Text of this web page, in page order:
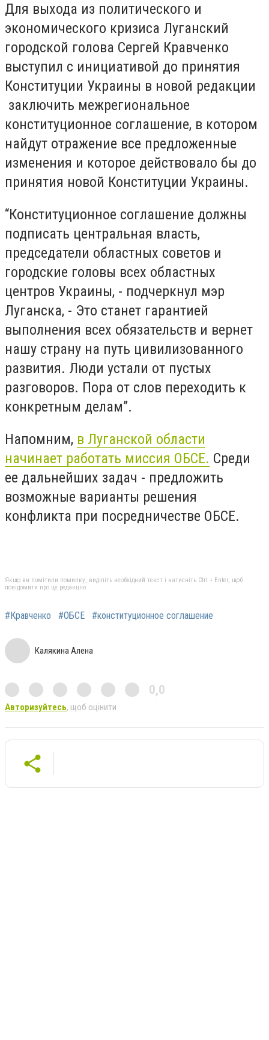
Для выхода из политического и
экономического кризиса Луганский
городской голова Сергей Кравченко
выступил с инициативой до принятия
Конституции Украины в новой редакции
заключить межрегиональное
конституционное соглашение, в котором
найдут отражение все предложенные
изменения и которое действовало бы до
принятия новой Конституции Украины.
“Конституционное соглашение должны
подписать центральная власть,
председатели областных советов и
городские головы всех областных
центров Украины, - подчеркнул мэр
Луганска, - Это станет гарантией
выполнения всех обязательств и вернет
нашу страну на путь цивилизованного
развития. Люди устали от пустых
разговоров. Пора от слов переходить к
конкретным делам”.
Напомним, в Луганской области
начинает работать миссия ОБСЕ. Среди
ее дальнейших задач - предложить
возможные варианты решения
конфликта при посредничестве ОБСЕ.
Якщо ви помітили помилку, виділіть необхідний текст і натисніть Ctrl + Enter, щоб
повідомити про це редакцію
#Кравченко #ОБСЕ #конституционное соглашение
Калякина Алена
0,0
Авторизуйтесь, щоб оцінити